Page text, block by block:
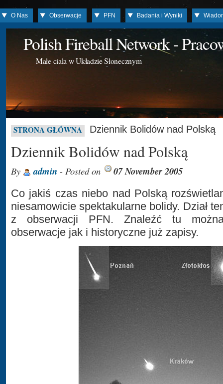
O Nas Obserwacje PFN Badania i Wyniki
Polish Fireball Network -
Małe ciała w Układzie Słonecznym
STRONA GŁÓWNA Dziennik Bolidów nad Polską
Dziennik Bolidów nad Polską
By admin - Posted on 07 November 2005
Co jakiś czas niebo nad Polską
niesamowicie spektakularne bolidy. Dział
z obserwacji PFN. Znaleźć tu
obserwacje jak i historyczne już zapisy.